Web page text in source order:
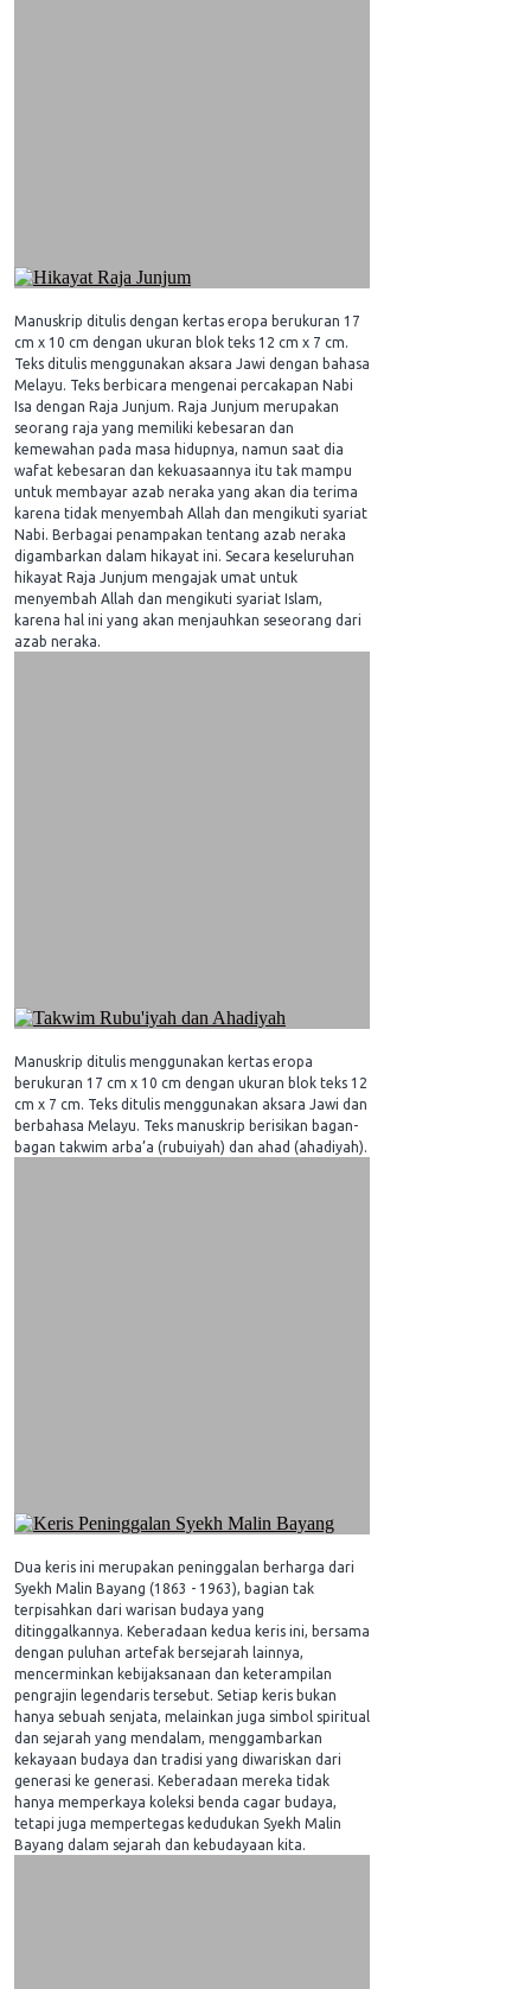
Manuskrip ditulis dengan kertas eropa berukuran 17
cm x 10 cm dengan ukuran blok teks 12 cm x 7 cm.
Teks ditulis menggunakan aksara Jawi dengan bahasa
Melayu. Teks berbicara mengenai percakapan Nabi
Isa dengan Raja Junjum. Raja Junjum merupakan
seorang raja yang memiliki kebesaran dan
kemewahan pada masa hidupnya, namun saat dia
wafat kebesaran dan kekuasaannya itu tak mampu
untuk membayar azab neraka yang akan dia terima
karena tidak menyembah Allah dan mengikuti syariat
Nabi. Berbagai penampakan tentang azab neraka
digambarkan dalam hikayat ini. Secara keseluruhan
hikayat Raja Junjum mengajak umat untuk
menyembah Allah dan mengikuti syariat Islam,
karena hal ini yang akan menjauhkan seseorang dari
azab neraka.
Manuskrip ditulis menggunakan kertas eropa
berukuran 17 cm x 10 cm dengan ukuran blok teks 12
cm x 7 cm. Teks ditulis menggunakan aksara Jawi dan
berbahasa Melayu. Teks manuskrip berisikan bagan-
bagan takwim arba’a (rubuiyah) dan ahad (ahadiyah).
Dua keris ini merupakan peninggalan berharga dari
Syekh Malin Bayang (1863 - 1963), bagian tak
terpisahkan dari warisan budaya yang
ditinggalkannya. Keberadaan kedua keris ini, bersama
dengan puluhan artefak bersejarah lainnya,
mencerminkan kebijaksanaan dan keterampilan
pengrajin legendaris tersebut. Setiap keris bukan
hanya sebuah senjata, melainkan juga simbol spiritual
dan sejarah yang mendalam, menggambarkan
kekayaan budaya dan tradisi yang diwariskan dari
generasi ke generasi. Keberadaan mereka tidak
hanya memperkaya koleksi benda cagar budaya,
tetapi juga mempertegas kedudukan Syekh Malin
Bayang dalam sejarah dan kebudayaan kita.